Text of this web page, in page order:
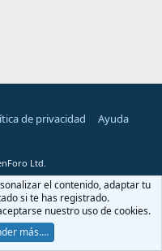
de privacidad Ayuda
Ltd.
el contenido, adaptar tu
si te has registrado.
nuestro uso de cookies.
más.…